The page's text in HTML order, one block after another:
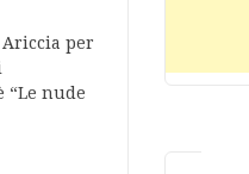
Ariccia per
“Le nude